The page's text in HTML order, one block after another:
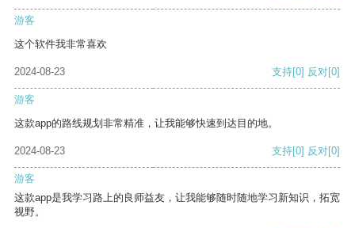
游客
这个软件我非常喜欢
2024-08-23 支持[0] 反对[0]
游客
这款app的路线规划非常精准，让我能够快速到达目的地。
2024-08-23 支持[0] 反对[0]
游客
这款app是我学习路上的良师益友，让我能够随时随地学习新知识，拓宽
视野。